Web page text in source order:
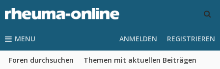
MENU
Foren durchsuchen Themen mit aktuellen Beiträgen
ANMELDEN REGISTRIEREN